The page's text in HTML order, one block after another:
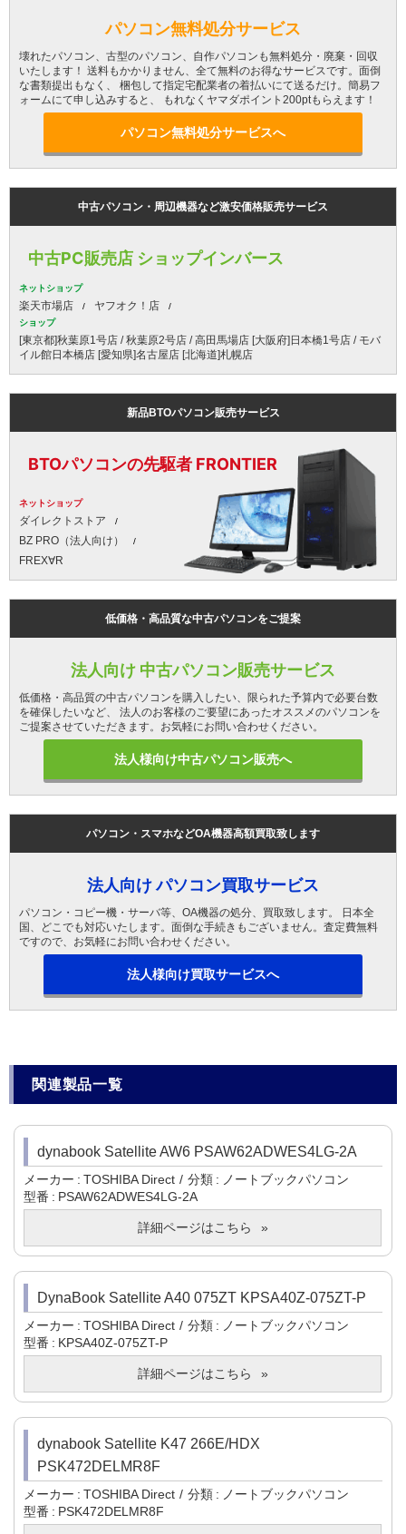
パソコン無料処分サービス
壊れたパソコン、古型のパソコン、自作パソコンも無料処分・廃棄・回収
いたします！ 送料もかかりません、全て無料のお得なサービスです。面倒
な書類提出もなく、 梱包して指定宅配業者の着払いにて送るだけ。簡易フ
ォームにて申し込みすると、 もれなくヤマダポイント200ptもらえます！
パソコン無料処分サービスへ
中古パソコン・周辺機器など激安価格販売サービス
中古PC販売店 ショップインバース
ネットショップ
楽天市場店 ヤフオク！店
ショップ
[東京都]秋葉原1号店 / 秋葉原2号店 / 高田馬場店 [大阪府]日本橋1号店 / モバ
イル館日本橋店 [愛知県]名古屋店 [北海道]札幌店
新品BTOパソコン販売サービス
BTOパソコンの先駆者 FRONTIER
ネットショップ
ダイレクトストア
BZ PRO（法人向け）
FREX∀R
低価格・高品質な中古パソコンをご提案
法人向け 中古パソコン販売サービス
低価格・高品質の中古パソコンを購入したい、限られた予算内で必要台数
を確保したいなど、 法人のお客様のご要望にあったオススメのパソコンを
ご提案させていただきます。お気軽にお問い合わせください。
法人様向け中古パソコン販売へ
パソコン・スマホなどOA機器高額買取致します
法人向け パソコン買取サービス
パソコン・コピー機・サーバ等、OA機器の処分、買取致します。 日本全
国、どこでも対応いたします。面倒な手続きもございません。査定費無料
ですので、お気軽にお問い合わせください。
法人様向け買取サービスへ
関連製品一覧
dynabook Satellite AW6 PSAW62ADWES4LG-2A
メーカー TOSHIBA Direct 分類
ノートブックパソコン
型番
PSAW62ADWES4LG-2A
詳細ページはこちら
DynaBook Satellite A40 075ZT KPSA40Z-075ZT-P
メーカー TOSHIBA Direct 分類
ノートブックパソコン
型番
KPSA40Z-075ZT-P
詳細ページはこちら
dynabook Satellite K47 266E/HDX
PSK472DELMR8F
メーカー TOSHIBA Direct 分類
ノートブックパソコン
型番
PSK472DELMR8F